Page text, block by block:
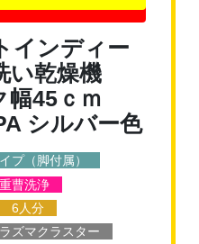
インディー
い乾燥機
幅45ｃｍ
シルバー色
プ（脚付属）
重曹洗浄
6人分
ズマクラスター